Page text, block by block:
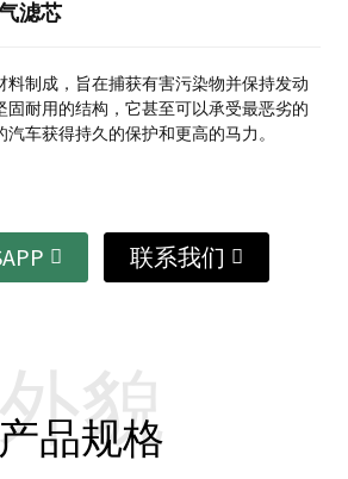
滤芯
料制成，旨在捕获有害污染物并保持发动
固耐用的结构，它甚至可以承受最恶劣的
车获得持久的保护和更高的马力。
联系我们
产品规格
外貌